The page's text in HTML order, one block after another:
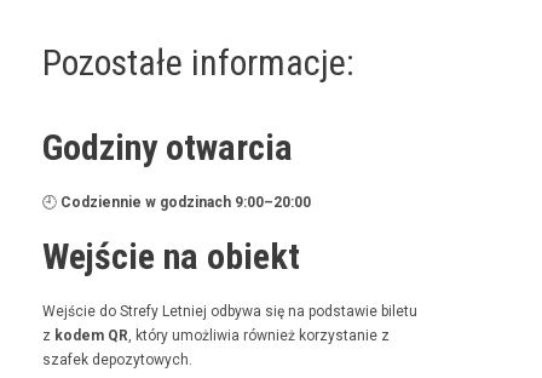
Pozostałe informacje:
Godziny otwarcia
🕘 Codzi­en­nie w godz­i­nach 9:00–20:00
Wejście na obiekt
Wejś­cie do Stre­fy Let­niej odby­wa się na pod­staw­ie bile­tu
z kodem QR, który umożli­wia również korzys­tanie z
szafek depozytowych.